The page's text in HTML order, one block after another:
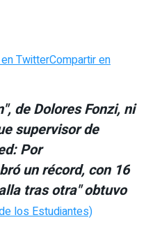
los Estudiantes)
TwitterCompartir en
de Dolores Fonzi, ni
supervisor de
Por
un récord, con 16
tras otra" obtuvo